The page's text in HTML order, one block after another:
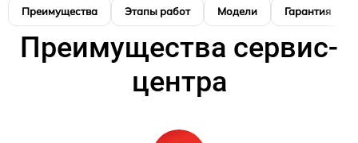
Преимущества Этапы работ Модели Гарантия
Преимущества сервис-
центра